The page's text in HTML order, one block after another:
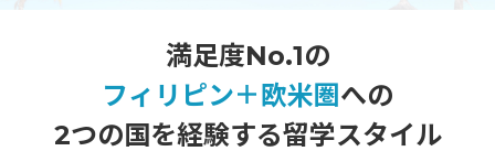
満足度No.1の
フィリピン＋欧米圏 への
2つの国を経験する留学スタイル